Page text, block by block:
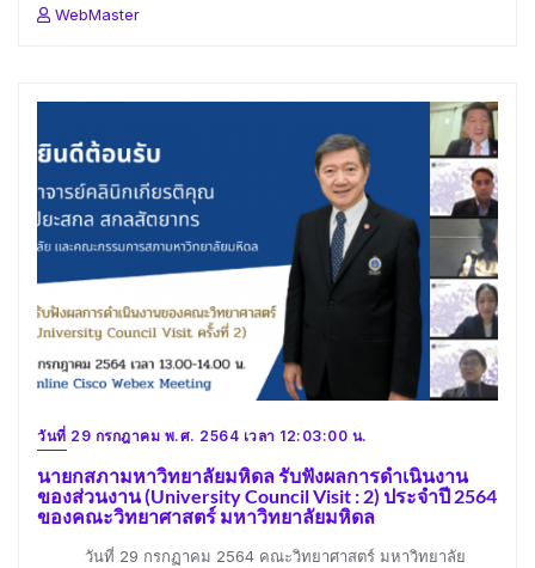
WebMaster
วันที่ 29 กรกฎาคม พ.ศ. 2564 เวลา 12:03:00 น.
นายกสภามหาวิทยาลัยมหิดล รับฟังผลการดำเนินงาน
ของส่วนงาน (University Council Visit : 2) ประจำปี 2564
ของคณะวิทยาศาสตร์ มหาวิทยาลัยมหิดล
วันที่ 29 กรกฏาคม 2564 คณะวิทยาศาสตร์ มหาวิทยาลัย